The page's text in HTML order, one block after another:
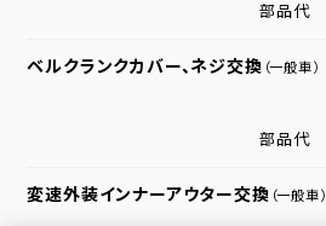
部品代
ベルクランクカバー、ネジ交換 （一般車）
部品代
変速外装インナーアウター交換 （一般車）